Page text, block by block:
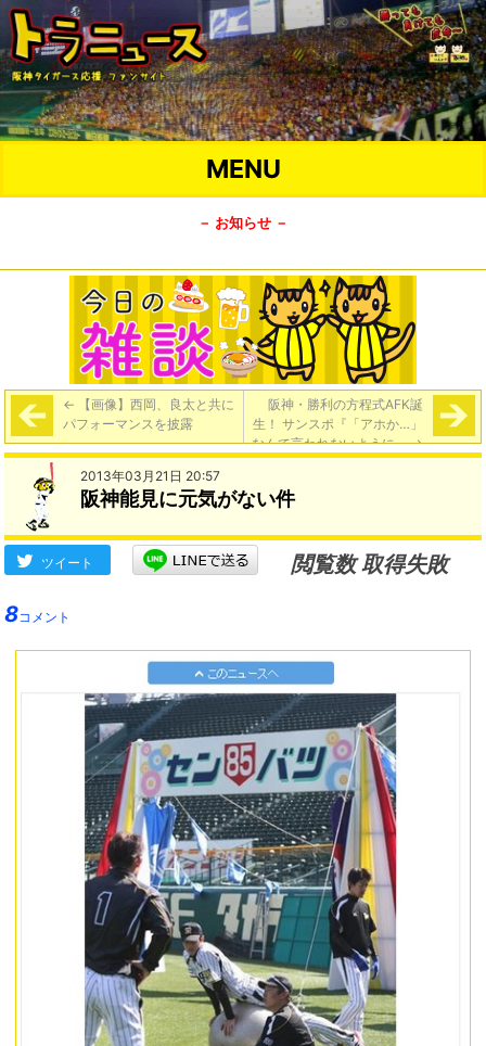
MENU
－ お知らせ －
← 【画像】西岡、良太と共に
パフォーマンスを披露
阪神・勝利の方程式AFK誕
生！ サンスポ『「アホか…」
なんて言われないように』→
2013年03月21日 20:57
阪神能見に元気がない件
ツイート
閲覧数 取得失敗
8コメント